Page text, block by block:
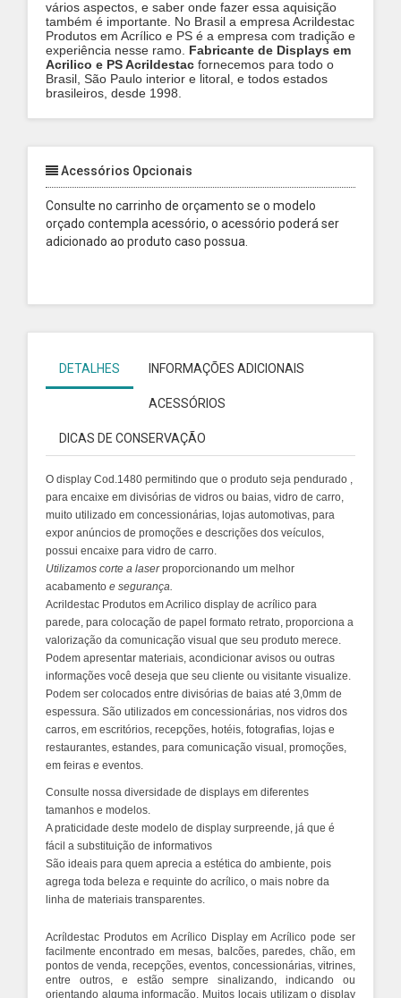
vários aspectos, e saber onde fazer essa aquisição
também é importante. No Brasil a empresa Acrildestac
Produtos em Acrílico e PS é a empresa com tradição e
experiência nesse ramo. Fabricante de Displays em
Acrilico e PS Acrildestac fornecemos para todo o
Brasil, São Paulo interior e litoral, e todos estados
brasileiros, desde 1998.
Acessórios Opcionais
Consulte no carrinho de orçamento se o modelo
orçado contempla acessório, o acessório poderá ser
adicionado ao produto caso possua.
DETALHES INFORMAÇÕES ADICIONAIS
ACESSÓRIOS
DICAS DE CONSERVAÇÃO
O display Cod.1480 permitindo que o produto seja pendurado ,
para encaixe em divisórias de vidros ou baias, vidro de carro,
muito utilizado em concessionárias, lojas automotivas, para
expor anúncios de promoções e descrições dos veículos,
possui encaixe para vidro de carro.
Utilizamos corte a laserproporcionando um melhor
acabamento e segurança.
Acrildestac Produtos em Acrilico display de acrílico para
parede, para colocação de papel formato retrato, proporciona a
valorização da comunicação visual que seu produto merece.
Podem apresentar materiais, acondicionar avisos ou outras
informações você deseja que seu cliente ou visitante visualize.
Podem ser colocados entre divisórias de baias até 3,0mm de
espessura. São utilizados em concessionárias, nos vidros dos
carros, em escritórios, recepções, hotéis, fotografias, lojas e
restaurantes, estandes, para comunicação visual, promoções,
em feiras e eventos.
Consulte nossa diversidade de displays em diferentes
tamanhos e modelos.
A praticidade deste modelo de display surpreende, já que é
fácil a substituição de informativos
São ideais para quem aprecia a estética do ambiente, pois
agrega toda beleza e requinte do acrílico, o mais nobre da
linha de materiais transparentes.
Acríldestac Produtos em Acrílico Display em Acrílico pode ser
facilmente encontrado em mesas, balcões, paredes, chão, em
pontos de venda, recepções, eventos, concessionárias, vitrines,
entre outros, e estão sempre sinalizando, indicando ou
orientando alguma informação. Muitos locais utilizam o display